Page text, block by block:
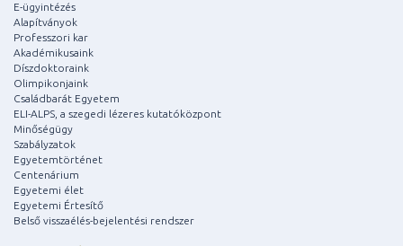
E-ügyintézés
Alapítványok
Professzori kar
Akadémikusaink
Díszdoktoraink
Olimpikonjaink
Családbarát Egyetem
ELI-ALPS, a szegedi lézeres kutatóközpont
Minőségügy
Szabályzatok
Egyetemtörténet
Centenárium
Egyetemi élet
Egyetemi Értesítő
Belső visszaélés-bejelentési rendszer